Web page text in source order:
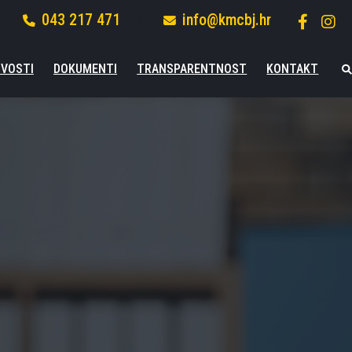
043 217 471 info@kmcbj.hr
DOKUMENTI TRANSPARENTNOST KONTAKT